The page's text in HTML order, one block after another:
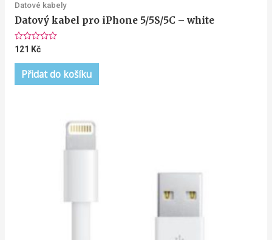
Datové kabely
Datový kabel pro iPhone 5/5S/5C – white
Hodnocení
z
121 Kč
Přidat do košíku